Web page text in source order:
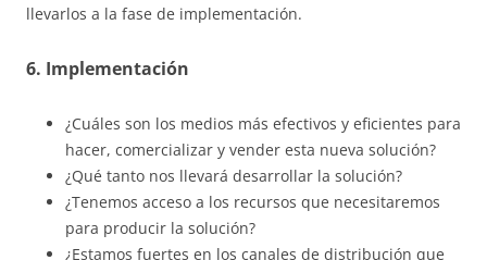
llevarlos a la fase de implementación.
6. Implementación
¿Cuáles son los medios más efectivos y eficientes para
hacer, comercializar y vender esta nueva solución?
¿Qué tanto nos llevará desarrollar la solución?
¿Tenemos acceso a los recursos que necesitaremos
para producir la solución?
¿Estamos fuertes en los canales de distribución que